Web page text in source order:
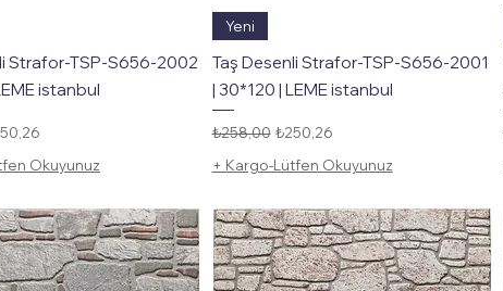
Strafor-TSP-S656-2002
istanbul
Fiyat
Okuyunuz
Yeni
Taş Desenli Strafor-TSP-S656-2001
| 30*120 | LEME istanbul
Normal Fiyat
₺258,00 İndirimli Fiyat
₺250,26
+ Kargo-Lütfen Okuyunuz